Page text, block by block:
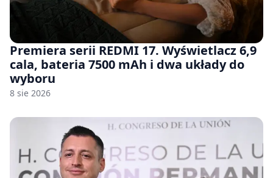
Premiera serii REDMI 17. Wyświetlacz 6,9
cala, bateria 7500 mAh i dwa układy do
wyboru
8 sie 2026